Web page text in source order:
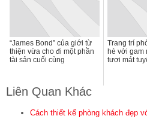
“James Bond” của giới từ
thiện vừa cho đi một phần
tài sản cuối cùng
Trang trí
hè với gam
tươi mát
Liên Quan Khác
Cách thiết kế phòng khách đẹp